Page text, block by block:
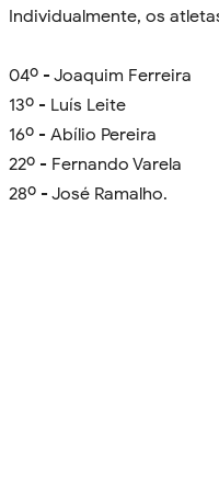
Individualmente, os
04º - Joaquim Ferreira
13º - Luís Leite
16º - Abílio Pereira
22º - Fernando Varela
28º - José Ramalho.